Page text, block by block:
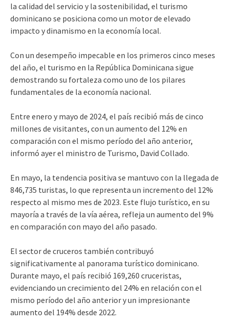
la calidad del servicio y la sostenibilidad, el turismo
dominicano se posiciona como un motor de elevado
impacto y dinamismo en la economía local.
Con un desempeño impecable en los primeros cinco meses
del año, el turismo en la República Dominicana sigue
demostrando su fortaleza como uno de los pilares
fundamentales de la economía nacional.
Entre enero y mayo de 2024, el país recibió más de cinco
millones de visitantes, con un aumento del 12% en
comparación con el mismo período del año anterior,
informó ayer el ministro de Turismo, David Collado.
En mayo, la tendencia positiva se mantuvo con la llegada de
846,735 turistas, lo que representa un incremento del 12%
respecto al mismo mes de 2023. Este flujo turístico, en su
mayoría a través de la vía aérea, refleja un aumento del 9%
en comparación con mayo del año pasado.
El sector de cruceros también contribuyó
significativamente al panorama turístico dominicano.
Durante mayo, el país recibió 169,260 cruceristas,
evidenciando un crecimiento del 24% en relación con el
mismo período del año anterior y un impresionante
aumento del 194% desde 2022.